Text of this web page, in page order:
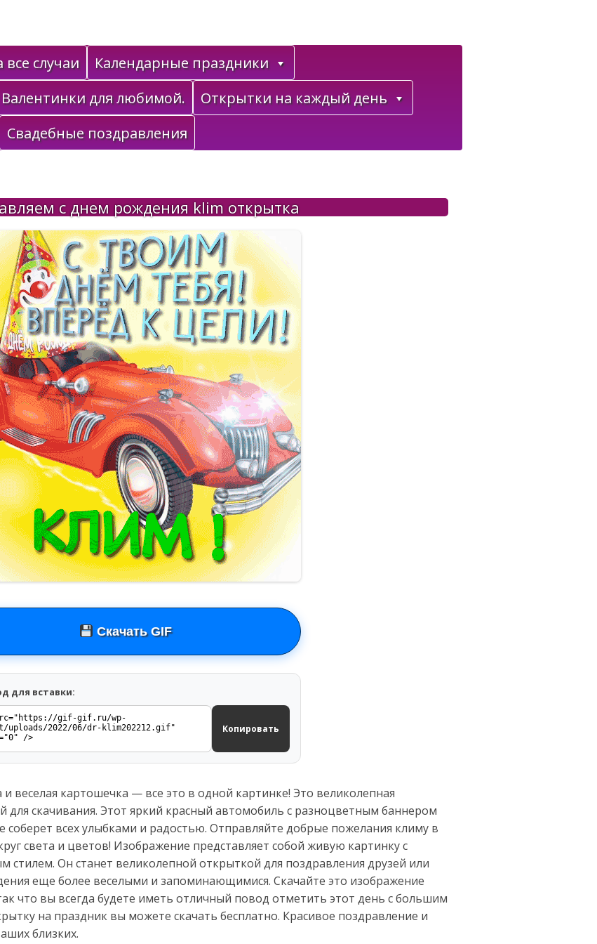
случаи
Календарные праздники
Валентинки для любимой.
Открытки на каждый день
Свадебные поздравления
с днем рождения klim открытка
Скачать GIF
для вставки:
Копировать
веселая картошечка — все это в одной картинке! Это великолепная
для скачивания. Этот яркий красный автомобиль с разноцветным баннером
всех улыбками и радостью. Отправляйте добрые пожелания климу в
света и цветов! Изображение представляет собой живую картинку с
стилем. Он станет великолепной открыткой для поздравления друзей или
еще более веселыми и запоминающимися. Скачайте это изображение
что вы всегда будете иметь отличный повод отметить этот день с большим
на праздник вы можете скачать бесплатно. Красивое поздравление и
близких.